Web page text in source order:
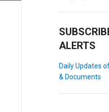
ALERTS
Daily Updates
& Documents